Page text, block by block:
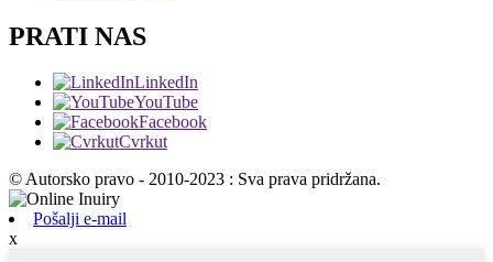
PRATI NAS
LinkedIn
YouTube
Facebook
Cvrkut
© Autorsko pravo - 2010-2023 : Sva prava pridržana.
Pošalji e-mail
x